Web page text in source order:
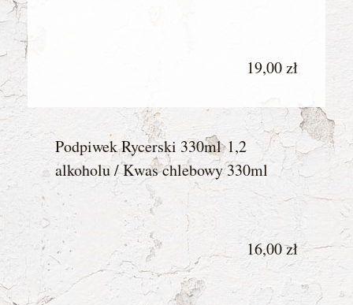
19,00 zł
Podpiwek Rycerski 330ml 1,2
alkoholu / Kwas chlebowy 330ml
16,00 zł